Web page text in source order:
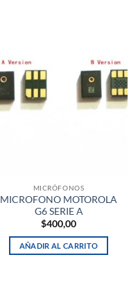
MICRÓFONOS
MICROFONO MOTOROLA
G6 SERIE A
$400,00
AÑADIR AL CARRITO